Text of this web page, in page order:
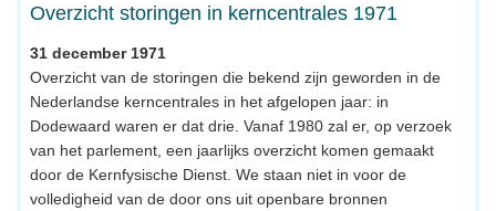
Overzicht storingen in kerncentrales 1971
31 december 1971
Overzicht van de storingen die bekend zijn geworden in de
Nederlandse kerncentrales in het afgelopen jaar: in
Dodewaard waren er dat drie. Vanaf 1980 zal er, op verzoek
van het parlement, een jaarlijks overzicht komen gemaakt
door de Kernfysische Dienst. We staan niet in voor de
volledigheid van de door ons uit openbare bronnen